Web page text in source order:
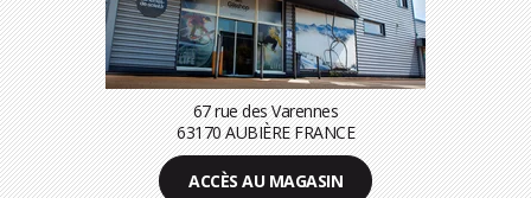
67 rue des Varennes
63170 AUBIÈRE FRANCE
ACCÈS AU MAGASIN